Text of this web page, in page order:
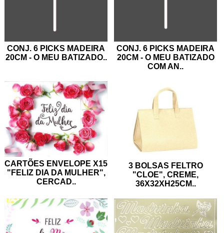
CONJ. 6 PICKS MADEIRA
20CM - O MEU BATIZADO..
CONJ. 6 PICKS MADEIRA
20CM - O MEU BATIZADO
COM AN ..
CARTÕES ENVELOPE X15
"FELIZ DIA DA MULHER",
CERCAD..
3 BOLSAS FELTRO
"CLOE", CREME,
36X32XH25CM..